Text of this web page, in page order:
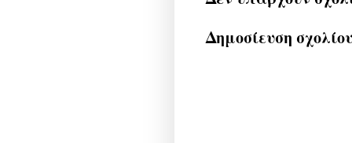
Δημοσίευση